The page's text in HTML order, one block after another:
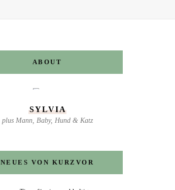
ABOUT
SYLVIA
plus Mann, Baby, Hund & Katz
NEUES VON KURZVOR